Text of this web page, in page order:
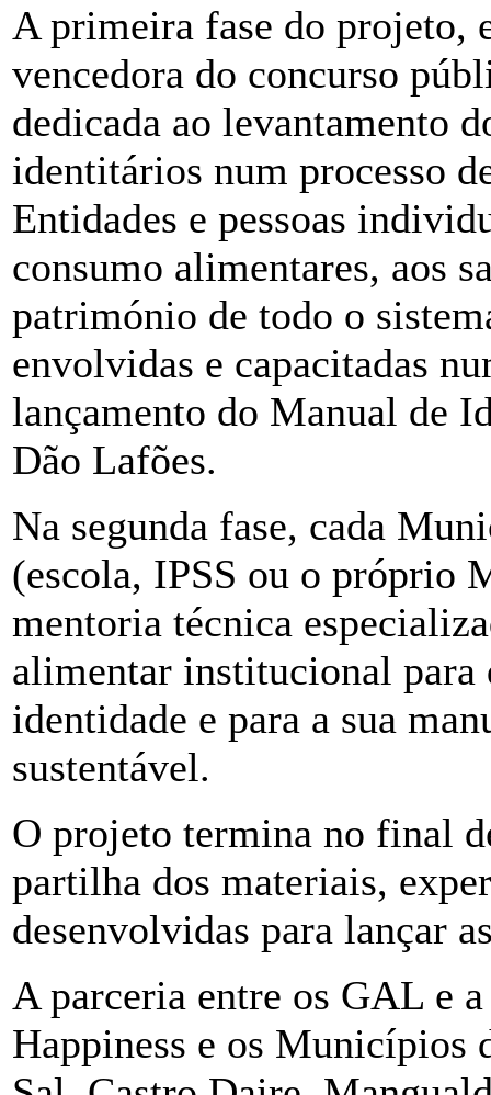
A primeira fase do projeto,
vencedora do concurso
dedicada ao levantamento
identitários num processo
Entidades e pessoas
consumo alimentares, aos
património de todo o
envolvidas e capacitadas
lançamento do Manual de
Dão Lafões.
Na segunda fase, cada
(escola, IPSS ou o próprio
mentoria técnica
alimentar institucional para
identidade e para a sua
sustentável.
O projeto termina no final
partilha dos materiais,
desenvolvidas para lançar
A parceria entre os GAL e
Happiness e os Municípios